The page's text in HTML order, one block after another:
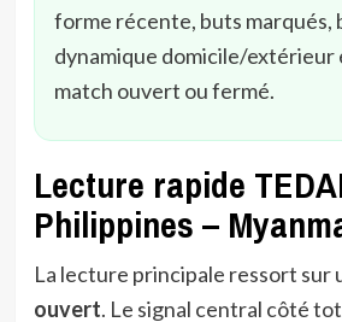
forme récente, buts marqués,
dynamique domicile/extérieur
match ouvert ou fermé.
Lecture rapide
Philippines –
La lecture principale ressort sur
ouvert. Le signal central côté